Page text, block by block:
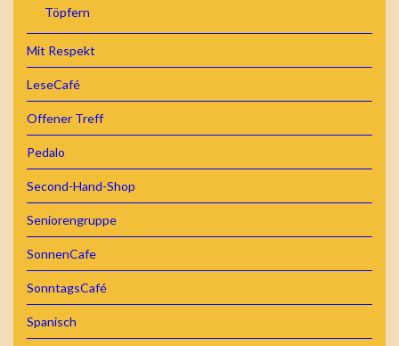
Töpfern
Mit Respekt
LeseCafé
Offener Treff
Pedalo
Second-Hand-Shop
Seniorengruppe
SonnenCafe
SonntagsCafé
Spanisch